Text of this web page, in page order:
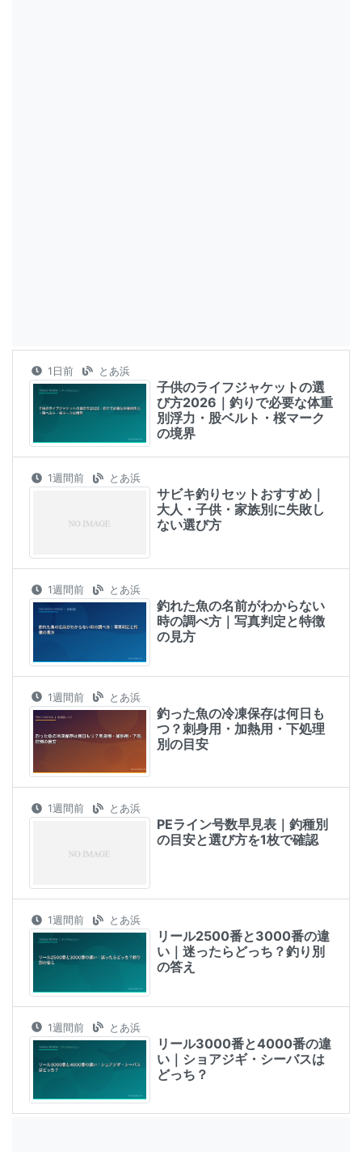
1日前 とあ浜
子供のライフジャケットの選
び方2026｜釣りで必要な体重
別浮力・股ベルト・桜マーク
の境界
1週間前 とあ浜
サビキ釣りセットおすすめ｜
大人・子供・家族別に失敗し
ない選び方
1週間前 とあ浜
釣れた魚の名前がわからない
時の調べ方｜写真判定と特徴
の見方
1週間前 とあ浜
釣った魚の冷凍保存は何日も
つ？刺身用・加熱用・下処理
別の目安
1週間前 とあ浜
PEライン号数早見表｜釣種別
の目安と選び方を1枚で確認
1週間前 とあ浜
リール2500番と3000番の違
い｜迷ったらどっち？釣り別
の答え
1週間前 とあ浜
リール3000番と4000番の違
い｜ショアジギ・シーバスは
どっち？